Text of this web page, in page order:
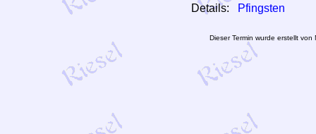
Details:
Pfingsten
Dieser Termin wurde erstellt